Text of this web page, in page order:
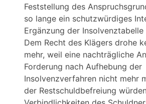
Feststellung des
so lange ein schutzwürdiges
Ergänzung der
Dem Recht des Klägers drohe
mehr, weil eine nachträgliche
Forderung nach Aufhebung der
Insolvenzverfahren nicht mehr
der Restschuldbefreiung würden